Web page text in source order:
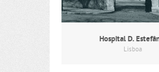
Hospital D.
Lisboa